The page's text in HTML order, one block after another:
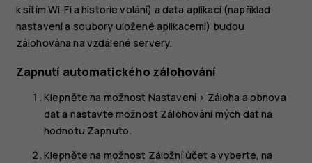
k sítím Wi-Fi a historie volání) a data aplikací (například
nastavení a soubory uložené aplikacemi) budou
zálohována na vzdálené servery.
Zapnutí automatického zálohování
Klepněte na možnost Nastavení > Záloha a obnova
dat a nastavte možnost Zálohování mých dat na
hodnotu Zapnuto.
Klepněte na možnost Záložní účet a vyberte, na